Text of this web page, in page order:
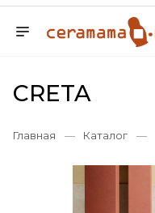
CRETA
Главная — Каталог —